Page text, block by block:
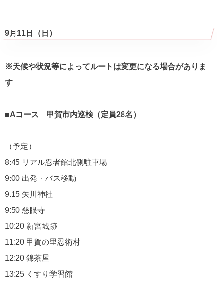
9月11日（日）
※天候や状況等によってルートは変更になる場合がありま
す
■Aコース 甲賀市内巡検（定員28名）
（予定）
8:45 リアル忍者館北側駐車場
9:00 出発・バス移動
9:15 矢川神社
9:50 慈眼寺
10:20 新宮城跡
11:20 甲賀の里忍術村
12:20 錦茶屋
13:25 くすり学習館